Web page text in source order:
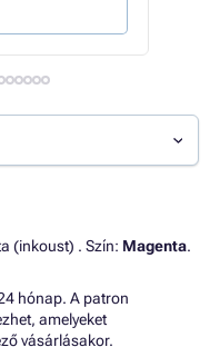
(inkoust) . Szín: Magenta.
hónap. A patron
amelyeket
vásárlásakor.